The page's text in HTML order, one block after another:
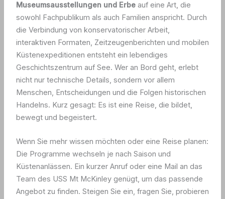
Museumsausstellungen und Erbeauf eine Art, die
sowohl Fachpublikum als auch Familien anspricht. Durch
die Verbindung von konservatorischer Arbeit,
interaktiven Formaten, Zeitzeugenberichten und mobilen
Küstenexpeditionen entsteht ein lebendiges
Geschichtszentrum auf See. Wer an Bord geht, erlebt
nicht nur technische Details, sondern vor allem
Menschen, Entscheidungen und die Folgen historischen
Handelns. Kurz gesagt: Es ist eine Reise, die bildet,
bewegt und begeistert.
Wenn Sie mehr wissen möchten oder eine Reise planen:
Die Programme wechseln je nach Saison und
Küstenanlässen. Ein kurzer Anruf oder eine Mail an das
Team des USS Mt McKinley genügt, um das passende
Angebot zu finden. Steigen Sie ein, fragen Sie, probieren